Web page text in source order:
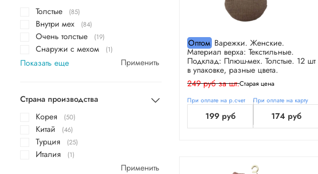
ОптомВарежки. Женские.
Материал верха: Текстильные.
Подклад: Плюш-мех. Толстые. 12 шт
в упаковке, разные цвета.
249 руб за шт.Старая цена
При оплате на р.счет
199 руб
При оплате на карту
174 руб
Толстые
(85)
Внутри мех (84)
Очень толстые (19)
Снаружи с мехом (1)
Показать еще Применить
Страна производства
Корея
(50)
Китай (46)
Турция (25)
Италия (1)
Применить